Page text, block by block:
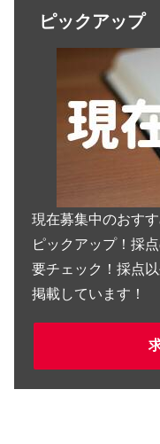
ピックアップ
現在募集中のおす
ピックアップ！採
要チェック！採点
掲載しています！